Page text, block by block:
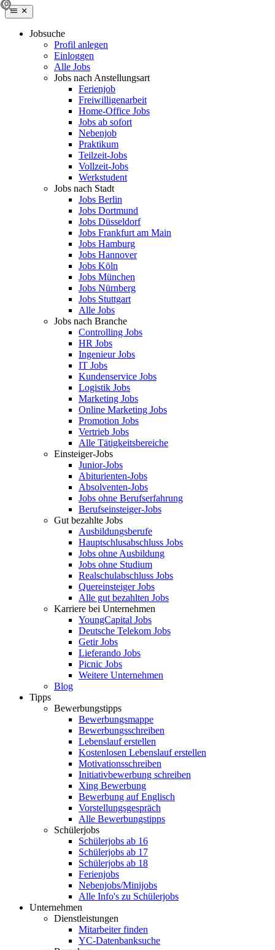
Jobsuche
Profil anlegen
Einloggen
Alle Jobs
Jobs nach Anstellungsart
Ferienjob
Freiwilligenarbeit
Home-Office Jobs
Jobs ab sofort
Nebenjob
Praktikum
Teilzeit-Jobs
Vollzeit-Jobs
Werkstudent
Jobs nach Stadt
Jobs Berlin
Jobs Dortmund
Jobs Düsseldorf
Jobs Frankfurt am Main
Jobs Hamburg
Jobs Hannover
Jobs Köln
Jobs München
Jobs Nürnberg
Jobs Stuttgart
Alle Jobs
Jobs nach Branche
Controlling Jobs
HR Jobs
Ingenieur Jobs
IT Jobs
Kundenservice Jobs
Logistik Jobs
Marketing Jobs
Online Marketing Jobs
Promotion Jobs
Vertrieb Jobs
Alle Tätigkeitsbereiche
Einsteiger-Jobs
Junior-Jobs
Abiturienten-Jobs
Absolventen-Jobs
Jobs ohne Berufserfahrung
Berufseinsteiger-Jobs
Gut bezahlte Jobs
Ausbildungsberufe
Hauptschlusabschluss Jobs
Jobs ohne Ausbildung
Jobs ohne Studium
Realschulabschluss Jobs
Quereinsteiger Jobs
Alle gut bezahlten Jobs
Karriere bei Unternehmen
YoungCapital Jobs
Deutsche Telekom Jobs
Getir Jobs
Lieferando Jobs
Picnic Jobs
Weitere Unternehmen
Blog
Tipps
Bewerbungstipps
Bewerbungsmappe
Bewerbungsschreiben
Lebenslauf erstellen
Kostenlosen Lebenslauf erstellen
Motivationsschreiben
Initiativbewerbung schreiben
Xing Bewerbung
Bewerbung auf Englisch
Vorstellungsgespräch
Alle Bewerbungstipps
Schülerjobs
Schülerjobs ab 16
Schülerjobs ab 17
Schülerjobs ab 18
Ferienjobs
Nebenjobs/Minijobs
Alle Info's zu Schülerjobs
Unternehmen
Dienstleistungen
Mitarbeiter finden
YC-Datenbanksuche